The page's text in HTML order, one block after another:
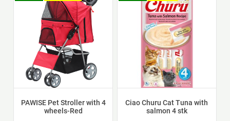
PAWISE Pet Stroller with 4
wheels-Red
Ciao Churu Cat Tuna with
salmon 4 stk